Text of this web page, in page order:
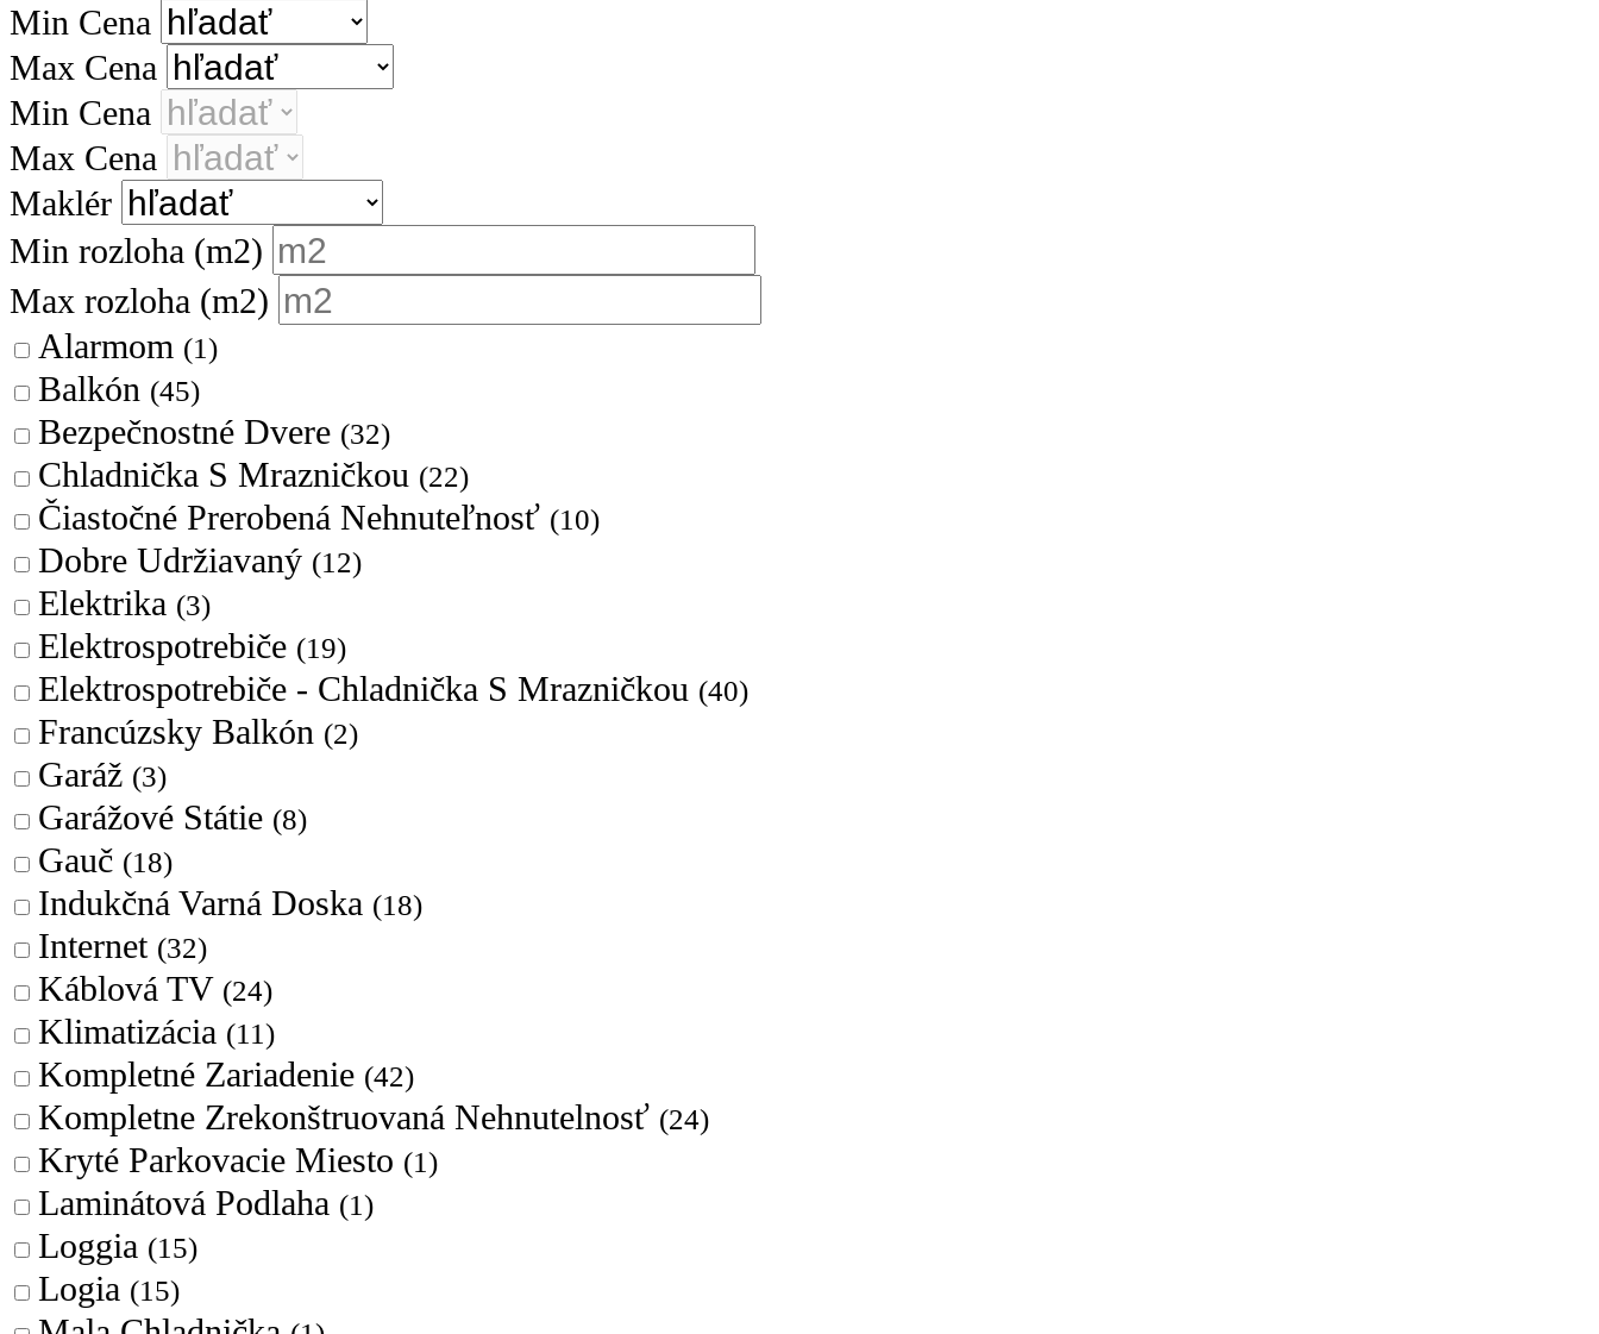
Min Cena
Max Cena
Min Cena
Max Cena
Maklér
Min rozloha (m2)
Max rozloha (m2)
Alarmom (1)
Balkón (45)
Bezpečnostné Dvere (32)
Chladnička S Mrazničkou (22)
Čiastočné Prerobená Nehnuteľnosť (10)
Dobre Udržiavaný (12)
Elektrika (3)
Elektrospotrebiče (19)
Elektrospotrebiče - Chladnička S Mrazničkou (40)
Francúzsky Balkón (2)
Garáž (3)
Garážové Státie (8)
Gauč (18)
Indukčná Varná Doska (18)
Internet (32)
Káblová TV (24)
Klimatizácia (11)
Kompletné Zariadenie (42)
Kompletne Zrekonštruovaná Nehnutelnosť (24)
Kryté Parkovacie Miesto (1)
Laminátová Podlaha (1)
Loggia (15)
Logia (15)